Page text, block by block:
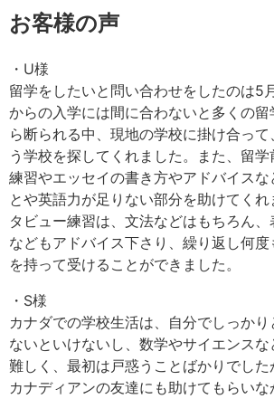
お客様の声
・U様
留学をしたいと問い合わせをしたのは5
からの入学には間に合わないと多くの
ら断られる中、現地の学校に掛け合っ
う学校を探してくれました。また、留
練習やエッセイの書き方やアドバイスな
とや英語力が足りない部分を助けてく
タビュー練習は、文法などはもちろん
などもアドバイス下さり、繰り返し何
を持って受けることができました。
・S様
カナダでの学校生活は、自分でしっか
ないといけないし、数学やサイエンス
難しく、最初は戸惑うことばかりでした
カナディアンの友達にも助けてもらい